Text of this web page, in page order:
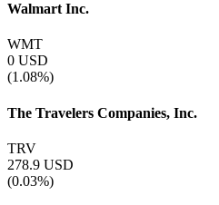
Walmart Inc.
WMT
0 USD
(1.08%)
The Travelers Companies, Inc.
TRV
278.9 USD
(0.03%)